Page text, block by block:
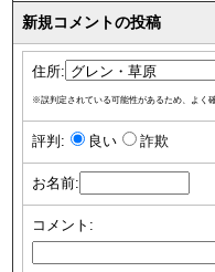
新規コメントの投稿
住所:
※誤判定されている可能性があるため、よく
評判: 良い 詐欺
お名前:
コメント: